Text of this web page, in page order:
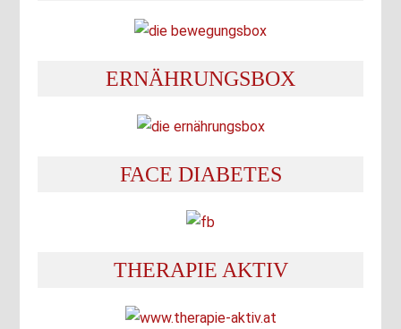
ERNÄHRUNGSBOX
FACE DIABETES
THERAPIE AKTIV